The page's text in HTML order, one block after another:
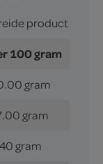
product
100 gram
gram
gram
gram